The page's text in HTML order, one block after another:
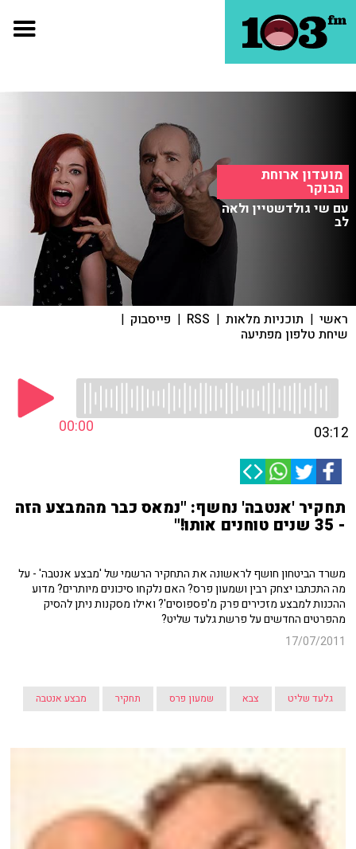
מועדון ארוחת
הבוקר
עם שי גולדשטיין ולאה
לב
ראשי | תוכניות מלאות |
RSS
| פייסבוק |
שיחת טלפון מפתיעה
00:00 03:12
תחקיר 'אנטבה' נחשף: "נמאס כבר מהמבצע הזה
- 35 שנים טוחנים אותו!"
משרד הביטחון חושף לראשונה את התחקיר הרשמי של 'מבצע אנטבה' - על
מה התכתבו יצחק רבין ושמעון פרס? האם נלקחו סיכונים מיותרים? מדוע
ההכנות למבצע מזכירים פרק מ'פספוסים'? ואילו מסקנות ניתן להסיק
מהפרטים החדשים על פרשת גלעד שליט?
17/07/2011
גלעד שליט צבא שמעון פרס תחקיר מבצע אנטבה